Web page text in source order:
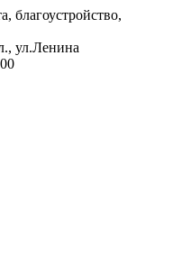
благоустройство,
ул.Ленина